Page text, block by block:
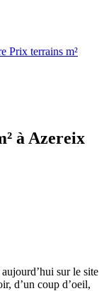
Prix terrains m²
à Azereix
sur le site
d’un coup d’oeil,